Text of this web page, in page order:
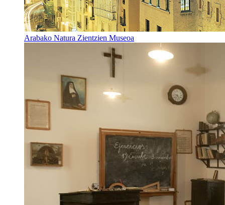
Arabako Natura Zientzien Museoa